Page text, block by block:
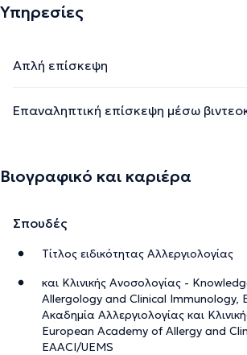
Υπηρεσίες
Απλή επίσκεψη
Επαναληπτική επίσκεψη μέσω
Βιογραφικό και καριέρα
Σπουδές
Τίτλος ειδικότητας Αλλεργιολογίας
και Κλινικής Ανοσολογίας -
Allergology and Clinical Immunology,
Ακαδημία Αλλεργιολογίας και
European Academy of Allergy and
EAACI/UEMS